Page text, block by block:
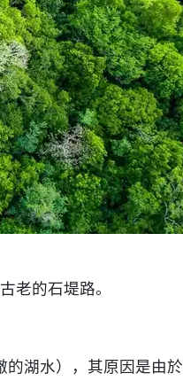
老的石堤路。
的湖水），其原因是由於